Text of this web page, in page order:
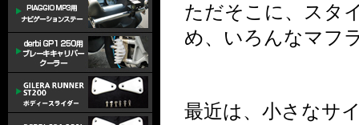
ただそこに、スタ
め、いろんなマフ
最近は、小さなサ